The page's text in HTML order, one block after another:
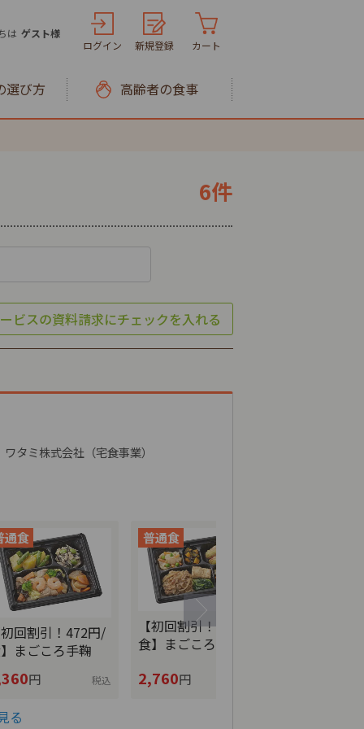
は ゲスト様
ログイン
新規登録 カート
選び方 高齢者の食事
6件
ワタミ株式会社（宅食事業）
回割引！472円/
まごころ手鞠
円 税込
【初回割引！552円/
食】まごころおかず
2,760円
る